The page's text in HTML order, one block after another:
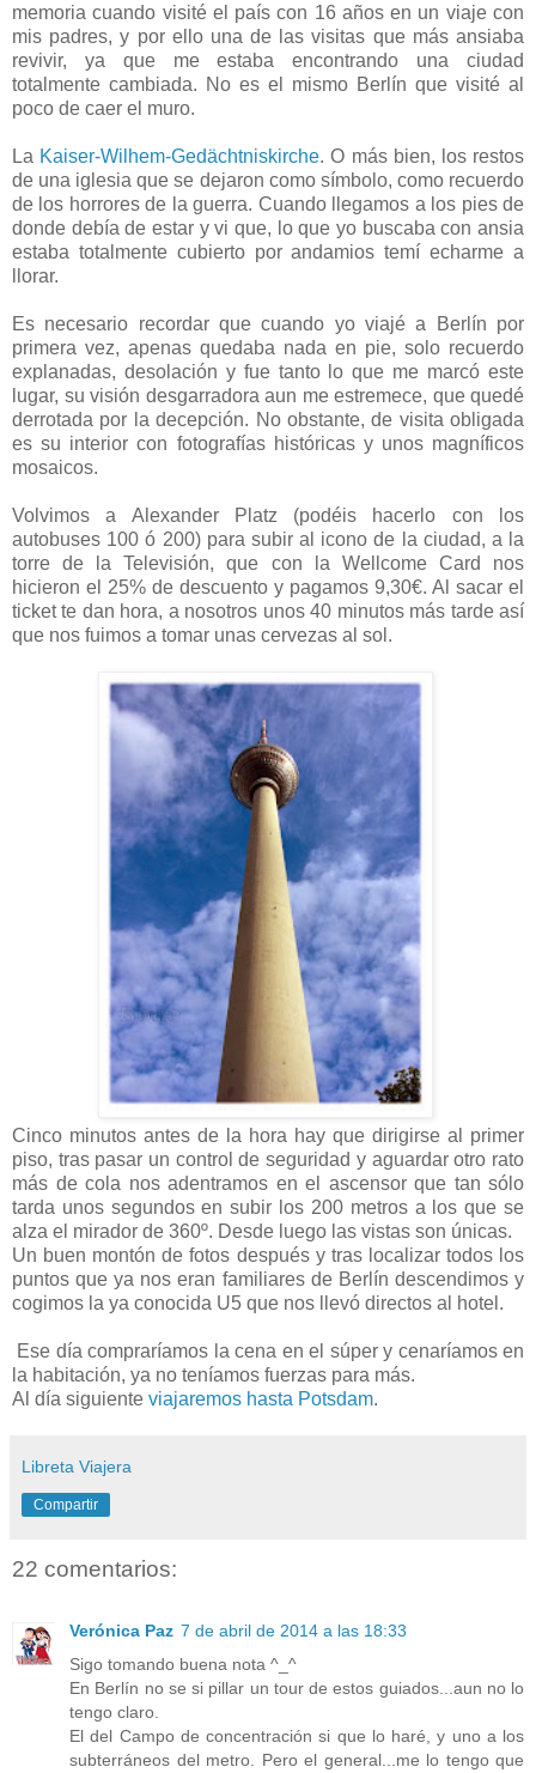
memoria cuando visité el país con 16 años en un viaje con
mis padres, y por ello una de las visitas que más ansiaba
revivir, ya que me estaba encontrando una ciudad
totalmente cambiada. No es el mismo Berlín que visité al
poco de caer el muro.
La Kaiser-Wilhem-Gedächtniskirche. O más bien, los restos
de una iglesia que se dejaron como símbolo, como recuerdo
de los horrores de la guerra. Cuando llegamos a los pies de
donde debía de estar y vi que, lo que yo buscaba con ansia
estaba totalmente cubierto por andamios temí echarme a
llorar.
Es necesario recordar que cuando yo viajé a Berlín por
primera vez, apenas quedaba nada en pie, solo recuerdo
explanadas, desolación y fue tanto lo que me marcó este
lugar, su visión desgarradora aun me estremece, que quedé
derrotada por la decepción. No obstante, de visita obligada
es su interior con fotografías históricas y unos magníficos
mosaicos.
Volvimos a Alexander Platz (podéis hacerlo con los
autobuses 100 ó 200) para subir al icono de la ciudad, a la
torre de la Televisión, que con la Wellcome Card nos
hicieron el 25% de descuento y pagamos 9,30€. Al sacar el
ticket te dan hora, a nosotros unos 40 minutos más tarde así
que nos fuimos a tomar unas cervezas al sol.
Cinco minutos antes de la hora hay que dirigirse al primer
piso, tras pasar un control de seguridad y aguardar otro rato
más de cola nos adentramos en el ascensor que tan sólo
tarda unos segundos en subir los 200 metros a los que se
alza el mirador de 360º. Desde luego las vistas son únicas.
Un buen montón de fotos después y tras localizar todos los
puntos que ya nos eran familiares de Berlín descendimos y
cogimos la ya conocida U5 que nos llevó directos al hotel.
Ese día compraríamos la cena en el súper y cenaríamos en
la habitación, ya no teníamos fuerzas para más.
Al día siguiente viajaremos hasta Potsdam.
Libreta Viajera
Compartir
22 comentarios:
Verónica Paz 7 de abril de 2014 a las 18:33
Sigo tomando buena nota ^_^
En Berlín no se si pillar un tour de estos guiados...aun no lo
tengo claro.
El del Campo de concentración si que lo haré, y uno a los
subterráneos del metro. Pero el general...me lo tengo que